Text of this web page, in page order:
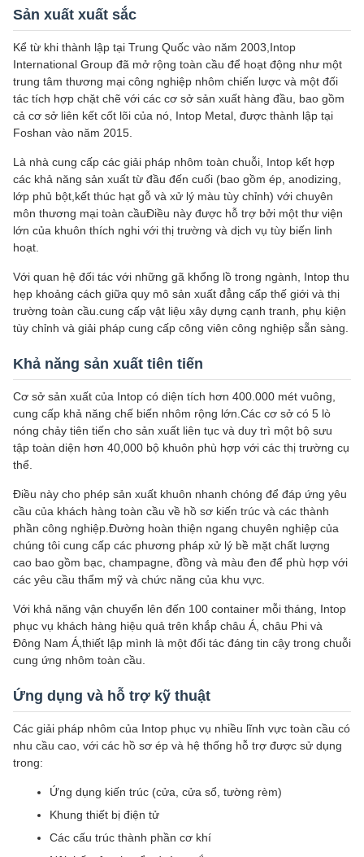
nhôm
Sản xuất xuất sắc
Kể từ khi thành lập tại Trung Quốc vào năm 2003,Intop
International Group đã mở rộng toàn cầu để hoạt động như một
trung tâm thương mại công nghiệp nhôm chiến lược và một đối
tác tích hợp chặt chẽ với các cơ sở sản xuất hàng đầu, bao gồm
cả cơ sở liên kết cốt lõi của nó, Intop Metal, được thành lập tại
Foshan vào năm 2015.
Là nhà cung cấp các giải pháp nhôm toàn chuỗi, Intop kết hợp
các khả năng sản xuất từ đầu đến cuối (bao gồm ép, anodizing,
lớp phủ bột,kết thúc hạt gỗ và xử lý màu tùy chỉnh) với chuyên
môn thương mại toàn cầuĐiều này được hỗ trợ bởi một thư viện
lớn của khuôn thích nghi với thị trường và dịch vụ tùy biến linh
hoạt.
Với quan hệ đối tác với những gã khổng lồ trong ngành, Intop thu
hẹp khoảng cách giữa quy mô sản xuất đẳng cấp thế giới và thị
trường toàn cầu.cung cấp vật liệu xây dựng cạnh tranh, phụ kiện
tùy chỉnh và giải pháp cung cấp công viên công nghiệp sẵn sàng.
Khả năng sản xuất tiên tiến
Cơ sở sản xuất của Intop có diện tích hơn 400.000 mét vuông,
cung cấp khả năng chế biến nhôm rộng lớn.Các cơ sở có 5 lò
nóng chảy tiên tiến cho sản xuất liên tục và duy trì một bộ sưu
tập toàn diện hơn 40,000 bộ khuôn phù hợp với các thị trường cụ
thể.
Điều này cho phép sản xuất khuôn nhanh chóng để đáp ứng yêu
cầu của khách hàng toàn cầu về hồ sơ kiến trúc và các thành
phần công nghiệp.Đường hoàn thiện ngang chuyên nghiệp của
chúng tôi cung cấp các phương pháp xử lý bề mặt chất lượng
cao bao gồm bạc, champagne, đồng và màu đen để phù hợp với
các yêu cầu thẩm mỹ và chức năng của khu vực.
Với khả năng vận chuyển lên đến 100 container mỗi tháng, Intop
phục vụ khách hàng hiệu quả trên khắp châu Á, châu Phi và
Đông Nam Á,thiết lập mình là một đối tác đáng tin cậy trong chuỗi
cung ứng nhôm toàn cầu.
Ứng dụng và hỗ trợ kỹ thuật
Các giải pháp nhôm của Intop phục vụ nhiều lĩnh vực toàn cầu có
nhu cầu cao, với các hồ sơ ép và hệ thống hỗ trợ được sử dụng
trong:
Ứng dụng kiến trúc (cửa, cửa sổ, tường rèm)
Khung thiết bị điện tử
Các cấu trúc thành phần cơ khí